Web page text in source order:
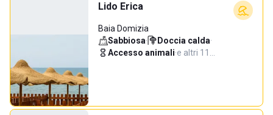
Lido Erica
Baia Domizia
Sabbiosa· Doccia calda·
Accesso animali·e altri 11…